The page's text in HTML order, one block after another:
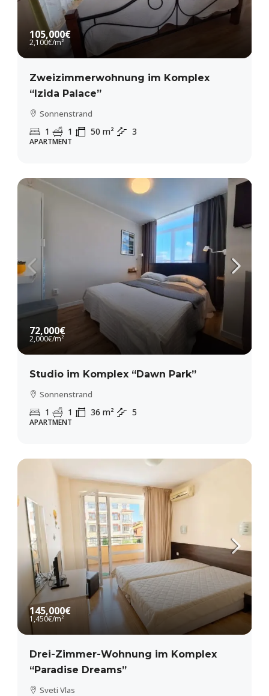
105,000€
2,100€/m²
Zweizimmerwohnung im Komplex
“Izida Palace”
Sonnenstrand
1 1 50 m² 3
APARTMENT
72,000€
2,000€/m²
Studio im Komplex “Dawn Park”
Sonnenstrand
1 1 36 m² 5
APARTMENT
145,000€
1,450€/m²
Drei-Zimmer-Wohnung im Komplex
“Paradise Dreams”
Sveti Vlas